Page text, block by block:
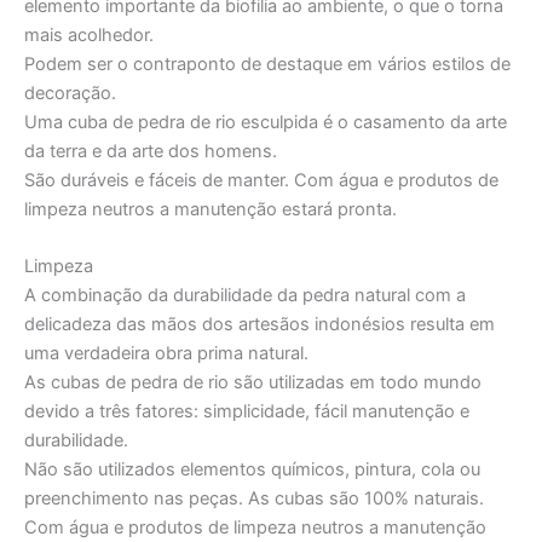
elemento importante da biofilia ao ambiente, o que o torna
mais acolhedor.
Podem ser o contraponto de destaque em vários estilos de
decoração.
Uma cuba de pedra de rio esculpida é o casamento da arte
da terra e da arte dos homens.
São duráveis e fáceis de manter. Com água e produtos de
limpeza neutros a manutenção estará pronta.
Limpeza
A combinação da durabilidade da pedra natural com a
delicadeza das mãos dos artesãos indonésios resulta em
uma verdadeira obra prima natural.
As cubas de pedra de rio são utilizadas em todo mundo
devido a três fatores: simplicidade, fácil manutenção e
durabilidade.
Não são utilizados elementos químicos, pintura, cola ou
preenchimento nas peças. As cubas são 100% naturais.
Com água e produtos de limpeza neutros a manutenção